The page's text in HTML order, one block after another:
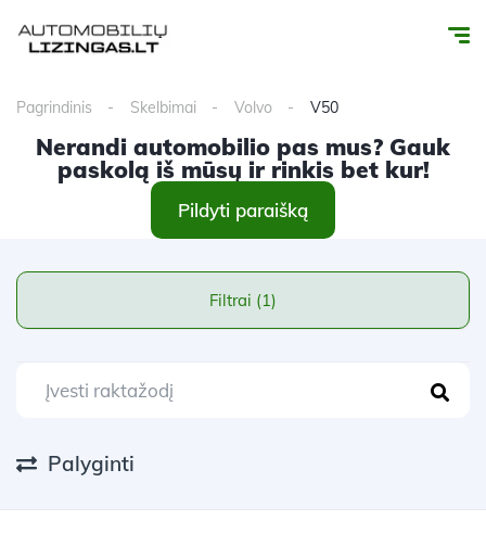
Pagrindinis Skelbimai Volvo V50
Nerandi automobilio pas mus? Gauk
paskolą iš mūsų ir rinkis bet kur!
Pildyti paraišką
Filtrai (1)
Palyginti